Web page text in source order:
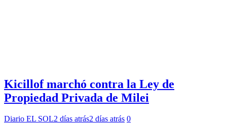
Kicillof marchó contra la Ley de
Propiedad Privada de Milei
Diario EL SOL2 días atrás2 días atrás 0